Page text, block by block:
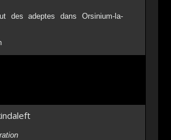
des adeptes dans Orsinium-la-